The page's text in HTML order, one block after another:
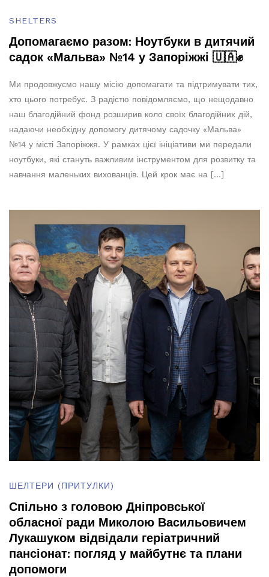
SHELTERS
Допомагаємо разом: Ноутбуки в дитячий
садок «Мальва» №14 у Запоріжжі 🇺🇦✊
Ми продовжуємо нашу місію допомагати та підтримувати тих,
хто цього потребує. З радістю повідомляємо, що нещодавно
наш благодійний фонд розширив коло своїх благодійних дій,
надаючи необхідну допомогу дитячому садочку «Мальва»
№14 у місті Запоріжжя. У рамках цієї ініціативи ми передали
ноутбуки, які стануть важливим інструментом для розвитку та
навчання маленьких вихованців. Цей крок має на […]
ШЕЛТЕРИ (ПРИТУЛКИ)
Спільно з головою Дніпровської
обласної ради Миколою Васильовичем
Лукашуком відвідали геріатричний
пансіонат: погляд у майбутнє та плани
допомоги